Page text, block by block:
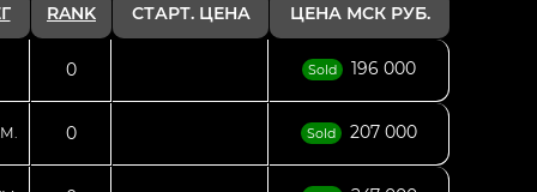
RANK СТАРТ. ЦЕНА ЦЕНА МСК РУБ.
0 Sold 196 000
0 Sold 207 000